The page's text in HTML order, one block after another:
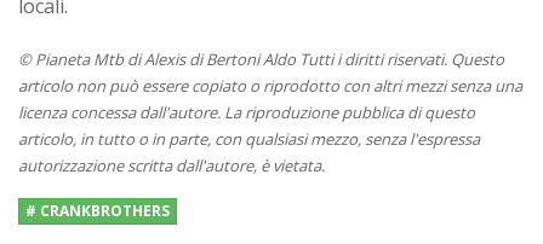
locali.
© Pianeta Mtb di Alexis di Bertoni Aldo Tutti i diritti riservati. Questo
articolo non può essere copiato o riprodotto con altri mezzi senza una
licenza concessa dall'autore. La riproduzione pubblica di questo
articolo, in tutto o in parte, con qualsiasi mezzo, senza l'espressa
autorizzazione scritta dall'autore, è vietata.
# CRANKBROTHERS